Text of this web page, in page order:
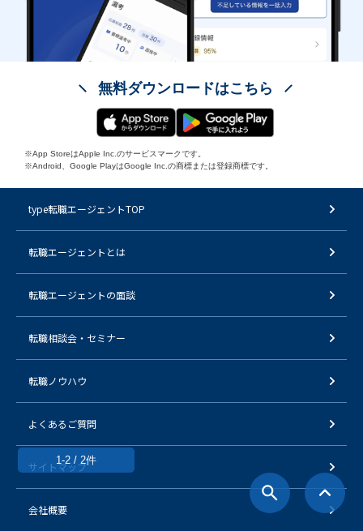
1-2 / 2件
無料ダウンロードはこちら
※App StoreはApple Inc.のサービスマークです。
※Android、Google PlayはGoogle Inc.の商標または登録商標です。
type転職エージェントTOP
転職エージェントとは
転職エージェントの面談
転職相談会・セミナー
転職ノウハウ
よくあるご質問
サイトマップ
会社概要